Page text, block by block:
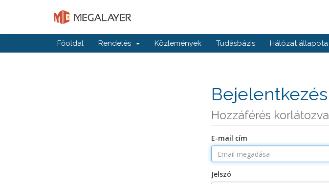
Főoldal Rendelés Közlemények Tudásbázis Hálózat állapota
Bejelentkezés
Hozzáférés korlátozva
E-mail cím
Jelszó